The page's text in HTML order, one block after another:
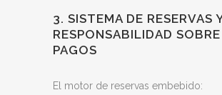
3. SISTEMA DE RESERVAS
RESPONSABILIDAD SOBRE
PAGOS
El motor de reservas embebido: